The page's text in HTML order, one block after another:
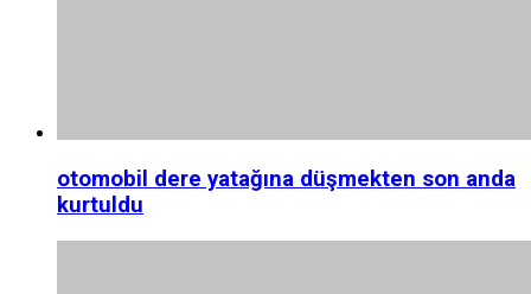
otomobil dere yatağına düşmekten son anda
kurtuldu